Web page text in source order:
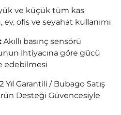
ve küçük tüm kas
ev, ofis ve seyahat kullanımı
Akıllı basınç sensörü
ihtiyacına göre gücü
edebilmesi
2 Yıl Garantili / Bubago Satış
Desteği Güvencesiyle